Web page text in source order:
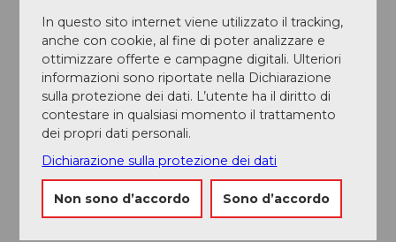
Le attuali offerte di volo in tandem sono le seguenti:
Urmiberg: 200 franchi
Rigi: CHF 260
Fronalpstock: CHF 280
Rotenflue: CHF 200
Niederbauen: CHF 200
Engelberg: CHF 260
Pilatus: CHF 280
Offriamo anche unservizio foto/videoal costo di 40
In questo sito internet viene utilizzato il tracking,
anche con cookie, al fine di poter analizzare e
ottimizzare offerte e campagne digitali. Ulteriori
informazioni sono riportate nella Dichiarazione
sulla protezione dei dati. L’utente ha il diritto di
contestare in qualsiasi momento il trattamento
dei propri dati personali.
Dichiarazione sulla protezione dei dati
Non sono d’accordo Sono d’accordo